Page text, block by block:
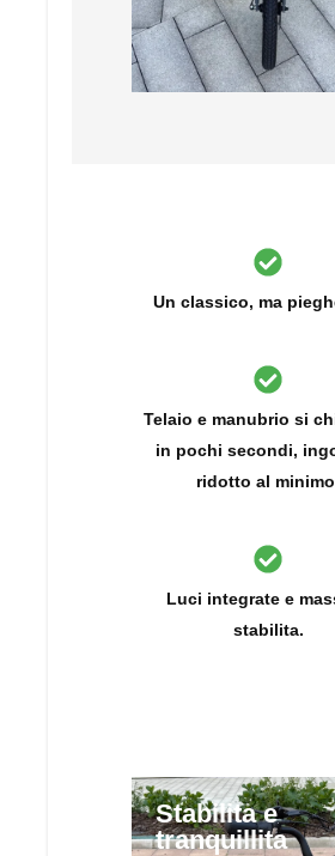
Un classico, ma
Telaio e manubrio si
in pochi secondi,
ridotto al
Luci integrate e
stabilita.
Stabilita e
tranquillita